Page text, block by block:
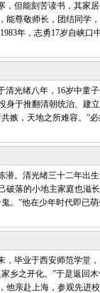
但能刻苦读书，其家
尊敬师长，团结同学
年，志勇17岁自峡
光绪八年，16岁中童
身于推翻清朝统治、建
，天地之所难容。”
。清光绪三十二年出
落的小地主家庭也滋
。”他在少年时代即已
毕业于西安师范学堂
乡之开化。”于是返回
亲赴上海，参观先进